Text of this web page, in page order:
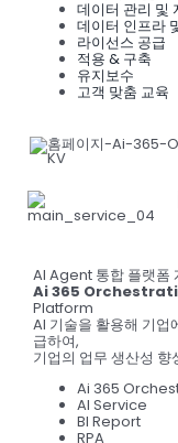
데이터 관리
데이터 인프라
라이선스 공급
적용 & 구축
유지보수
고객 맞춤 교육
AI Agent 통합 플랫폼
Ai 365
Platform
AI 기술을 활용해 기업
급하여,
기업의 업무 생산성 향
Ai 365
AI Service
BI Report
RPA